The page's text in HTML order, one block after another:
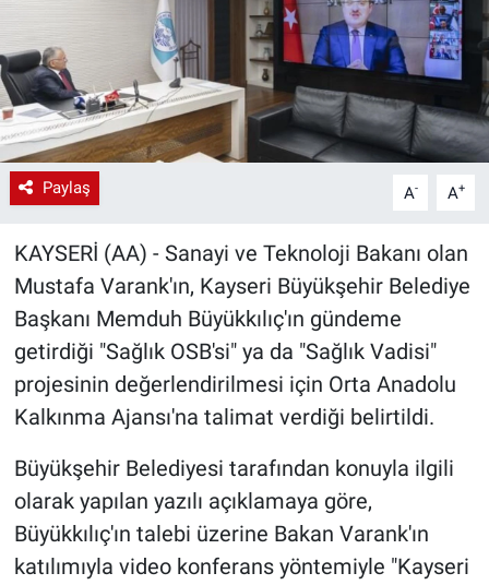
Paylaş A- A+
KAYSERİ (AA) - Sanayi ve Teknoloji Bakanı olan
Mustafa Varank'ın, Kayseri Büyükşehir Belediye
Başkanı Memduh Büyükkılıç'ın gündeme
getirdiği "Sağlık OSB'si" ya da "Sağlık Vadisi"
projesinin değerlendirilmesi için Orta Anadolu
Kalkınma Ajansı'na talimat verdiği belirtildi.
Büyükşehir Belediyesi tarafından konuyla ilgili
olarak yapılan yazılı açıklamaya göre,
Büyükkılıç'ın talebi üzerine Bakan Varank'ın
katılımıyla video konferans yöntemiyle "Kayseri